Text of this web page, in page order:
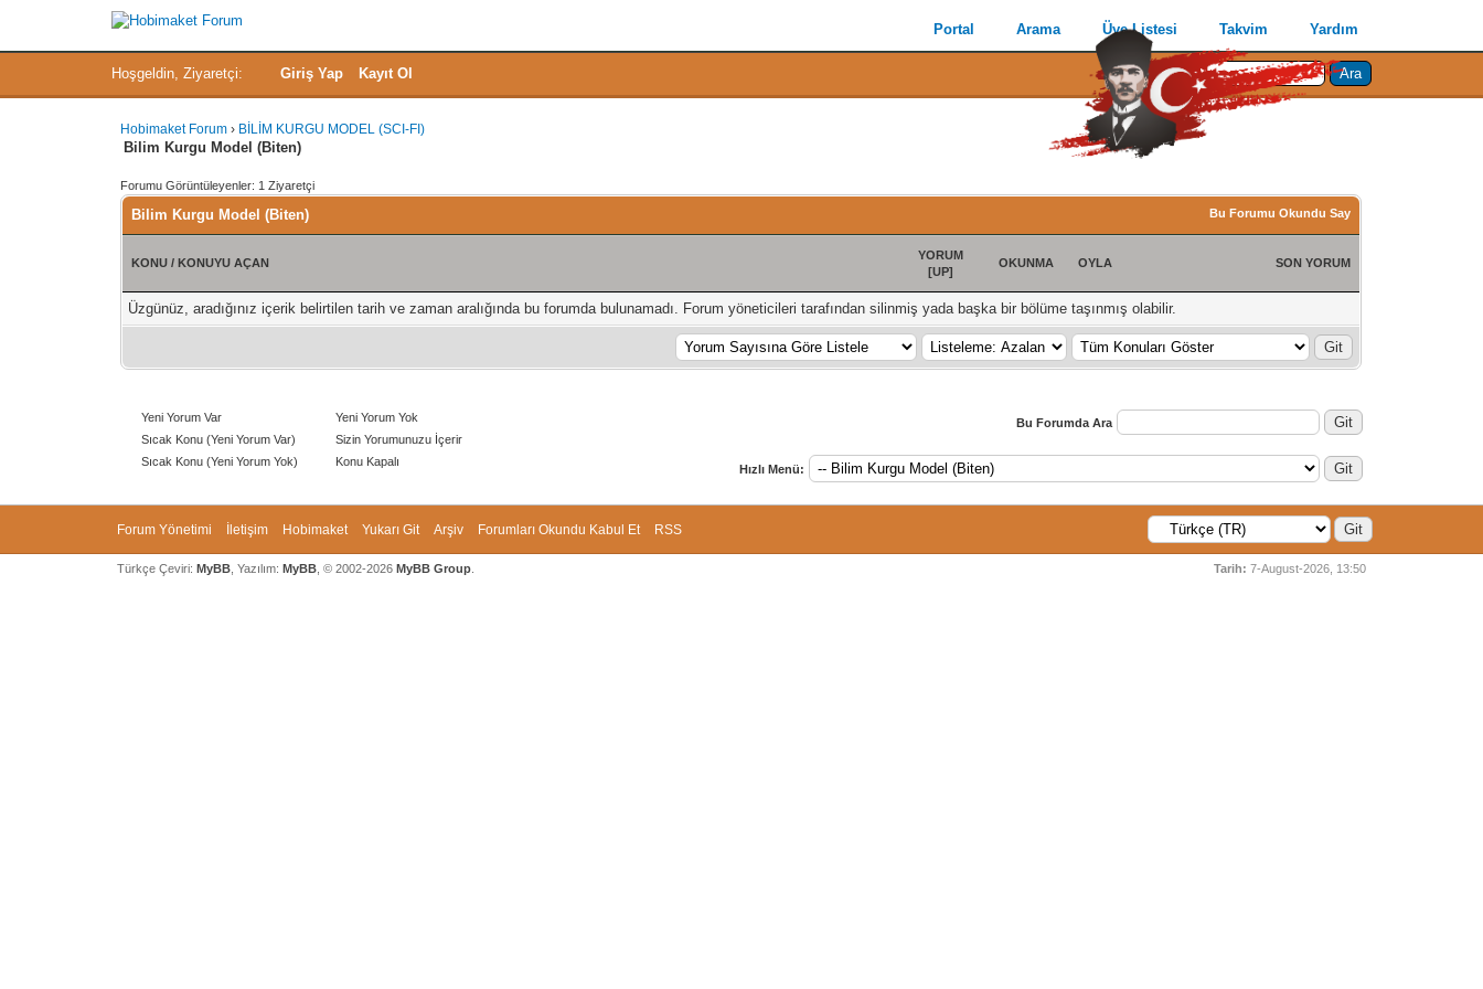
Portal Arama Üye Listesi Takvim Yardım
Hoşgeldin, Ziyaretçi: Giriş Yap Kayıt Ol
Hobimaket Forum › BİLİM KURGU MODEL (SCI-FI)
Bilim Kurgu Model (Biten)
Forumu Görüntüleyenler: 1 Ziyaretçi
Bu Forumu Okundu Say
Bilim Kurgu Model (Biten)
KONU /KONUYU AÇAN
YORUM
[UP]
OKUNMA OYLA SON YORUM
Üzgünüz, aradığınız içerik belirtilen tarih ve zaman aralığında bu forumda bulunamadı. Forum yöneticileri tarafından silinmiş yada başka bir bölüme taşınmış olabilir.
Yeni Yorum Var
Sıcak Konu (Yeni Yorum Var)
Sıcak Konu (Yeni Yorum Yok)
Yeni Yorum Yok
Sizin Yorumunuzu İçerir
Konu Kapalı
Bu Forumda Ara
Hızlı Menü:
Forum Yönetimi İletişim Hobimaket Yukarı Git Arşiv Forumları Okundu Kabul Et RSS
Tarih: 7-August-2026, 13:50
Türkçe Çeviri: MyBB, Yazılım: MyBB, © 2002-2026 MyBB Group.